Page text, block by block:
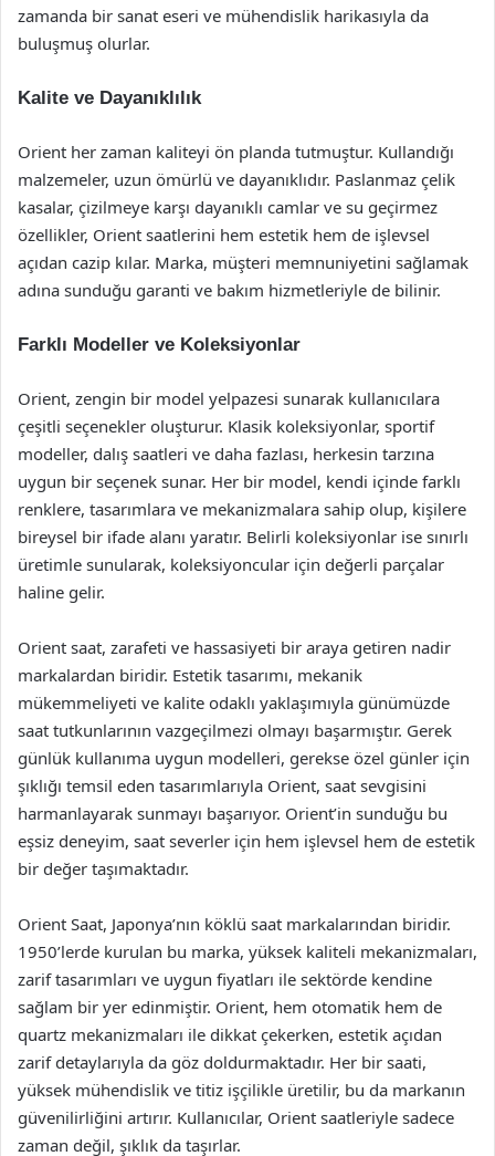
zamanda bir sanat eseri ve mühendislik harikasıyla da
buluşmuş olurlar.
Kalite ve Dayanıklılık
Orient her zaman kaliteyi ön planda tutmuştur. Kullandığı
malzemeler, uzun ömürlü ve dayanıklıdır. Paslanmaz çelik
kasalar, çizilmeye karşı dayanıklı camlar ve su geçirmez
özellikler, Orient saatlerini hem estetik hem de işlevsel
açıdan cazip kılar. Marka, müşteri memnuniyetini sağlamak
adına sunduğu garanti ve bakım hizmetleriyle de bilinir.
Farklı Modeller ve Koleksiyonlar
Orient, zengin bir model yelpazesi sunarak kullanıcılara
çeşitli seçenekler oluşturur. Klasik koleksiyonlar, sportif
modeller, dalış saatleri ve daha fazlası, herkesin tarzına
uygun bir seçenek sunar. Her bir model, kendi içinde farklı
renklere, tasarımlara ve mekanizmalara sahip olup, kişilere
bireysel bir ifade alanı yaratır. Belirli koleksiyonlar ise sınırlı
üretimle sunularak, koleksiyoncular için değerli parçalar
haline gelir.
Orient saat, zarafeti ve hassasiyeti bir araya getiren nadir
markalardan biridir. Estetik tasarımı, mekanik
mükemmeliyeti ve kalite odaklı yaklaşımıyla günümüzde
saat tutkunlarının vazgeçilmezi olmayı başarmıştır. Gerek
günlük kullanıma uygun modelleri, gerekse özel günler için
şıklığı temsil eden tasarımlarıyla Orient, saat sevgisini
harmanlayarak sunmayı başarıyor. Orient’in sunduğu bu
eşsiz deneyim, saat severler için hem işlevsel hem de estetik
bir değer taşımaktadır.
Orient Saat, Japonya’nın köklü saat markalarından biridir.
1950’lerde kurulan bu marka, yüksek kaliteli mekanizmaları,
zarif tasarımları ve uygun fiyatları ile sektörde kendine
sağlam bir yer edinmiştir. Orient, hem otomatik hem de
quartz mekanizmaları ile dikkat çekerken, estetik açıdan
zarif detaylarıyla da göz doldurmaktadır. Her bir saati,
yüksek mühendislik ve titiz işçilikle üretilir, bu da markanın
güvenilirliğini artırır. Kullanıcılar, Orient saatleriyle sadece
zaman değil, şıklık da taşırlar.